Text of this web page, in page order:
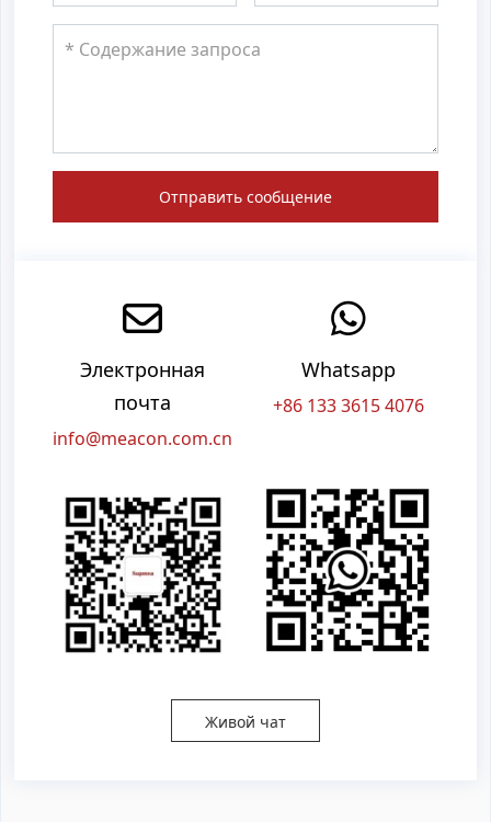
Отправить сообщение
Электронная
почта
info@meacon.com.cn
Whatsapp
+86 133 3615 4076
Живой чат